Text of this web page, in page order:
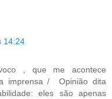
14:24
, que me acontece
imprensa / Opinião dita
eles são apenas